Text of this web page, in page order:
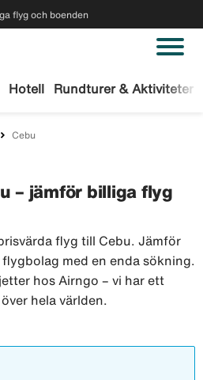
flyg och boenden
Hotell Rundturer & Aktiviteter
Cebu
– jämför billiga flyg
flyg till Cebu. Jämför
med en enda sökning.
hos Airngo – vi har ett
hela världen.